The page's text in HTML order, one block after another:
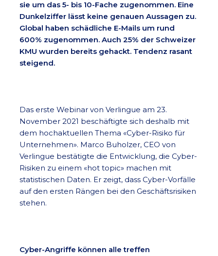
sie um das 5- bis 10-Fache zugenommen. Eine
Dunkelziffer lässt keine genauen Aussagen zu.
Global haben schädliche E-Mails um rund
600% zugenommen. Auch 25% der Schweizer
KMU wurden bereits gehackt. Tendenz rasant
steigend.
Das erste Webinar von Verlingue am 23.
November 2021 beschäftigte sich deshalb mit
dem hochaktuellen Thema «Cyber-Risiko für
Unternehmen». Marco Buholzer, CEO von
Verlingue bestätigte die Entwicklung, die Cyber-
Risiken zu einem «hot topic» machen mit
statistischen Daten. Er zeigt, dass Cyber-Vorfälle
auf den ersten Rängen bei den Geschäftsrisiken
stehen.
Cyber-Angriffe können alle treffen